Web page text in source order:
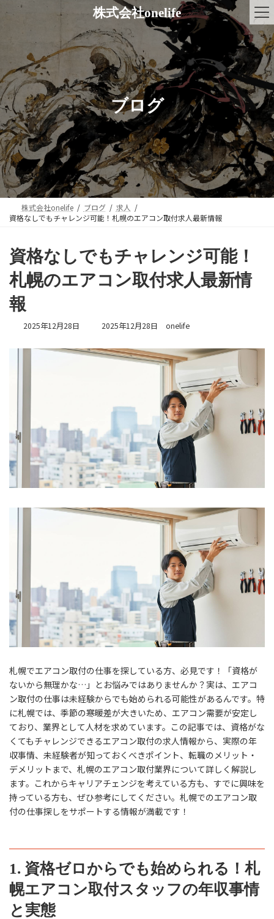
ス
キ
ッ
プ
ン
に
移
動
株式会社onelife
ブログ
株式会社onelife ブログ
求人
資格なしでもチャレンジ可能！札幌のエアコン取付求人最新情報
資格なしでもチャレンジ可能！
札幌のエアコン取付求人最新情
報
2025年12月28日
最
更
新
2025年12月28日 onelife
札幌でエアコン取付の仕事を探している方、必見です！「資格が
ないから無理かな…」とお悩みではありませんか？実は、エアコ
ン取付の仕事は未経験からでも始められる可能性があるんです。特
に札幌では、季節の寒暖差が大きいため、エアコン需要が安定し
ており、業界として人材を求めています。この記事では、資格がな
くてもチャレンジできるエアコン取付の求人情報から、実際の年
収事情、未経験者が知っておくべきポイント、転職のメリット・
デメリットまで、札幌のエアコン取付業界について詳しく解説し
ます。これからキャリアチェンジを考えている方も、すでに興味を
持っている方も、ぜひ参考にしてください。札幌でのエアコン取
付の仕事探しをサポートする情報が満載です！
1. 資格ゼロからでも始められる！札
幌エアコン取付スタッフの年収事情
と実態